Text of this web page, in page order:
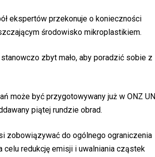
ekspertów przekonuje o konieczności
środowisko mikroplastikiem.
zbyt mało, aby poradzić sobie z
może być przygotowywany już w ONZ UN
piątej rundzie obrad.
zobowiązywać do ogólnego ograniczenia
celu redukcję emisji i uwalniania cząstek